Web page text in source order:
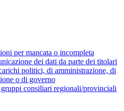
per mancata o incompleta
dei dati da parte dei titolari
politici, di amministrazione, di
o di governo
consiliari regionali/provinciali